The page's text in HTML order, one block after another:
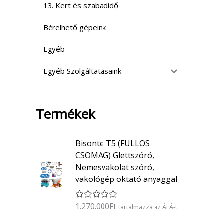
13. Kert és szabadidő
Bérelhető gépeink
Egyéb
Egyéb Szolgáltatásaink
Termékek
Bisonte T5 (FULLOS
CSOMAG) Glettszóró,
Nemesvakolat szóró,
vakológép oktató anyaggal
É1.270.000Ft tartalmazza az ÁFÁ-t